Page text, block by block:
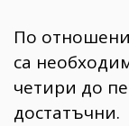
По
са
четири до
достатъчни.